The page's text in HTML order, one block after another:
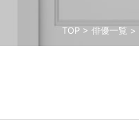
TOP> 俳優一覧 >